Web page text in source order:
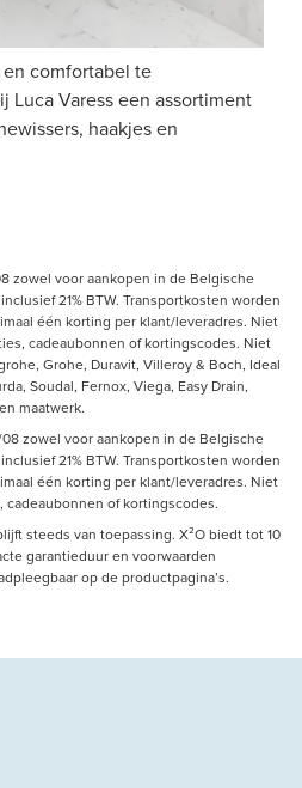
comfortabel te
Luca Varess een assortiment
haakjes en
zowel voor aankopen in de Belgische
21% BTW. Transportkosten worden
één korting per klant/leveradres. Niet
cadeaubonnen of kortingscodes. Niet
Grohe, Duravit, Villeroy & Boch, Ideal
Soudal, Fernox, Viega, Easy Drain,
maatwerk.
zowel voor aankopen in de Belgische
21% BTW. Transportkosten worden
één korting per klant/leveradres. Niet
of kortingscodes.
steeds van toepassing. X²O biedt tot 10
garantieduur en voorwaarden
op de productpagina’s.